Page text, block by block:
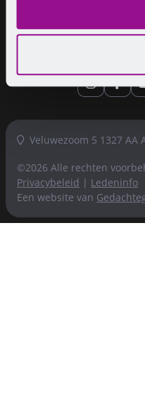
Instagram
Veluwezoom 5 1327 AA
©2026 Alle rechten
Privacybeleid | Ledeninfo
Een website van